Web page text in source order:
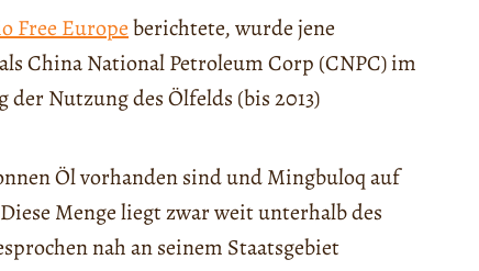
Free Europeberichtete, wurde jene
China National Petroleum Corp (CNPC) im
Nutzung des Ölfelds (bis 2013)
Öl vorhanden sind und Mingbuloq auf
Menge liegt zwar weit unterhalb des
nah an seinem Staatsgebiet